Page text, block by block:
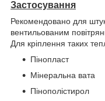
Застосування
Рекомендовано для
вентильованим
Для кріплення таких
Пінопласт
Мінеральна вата
Пінополістирол